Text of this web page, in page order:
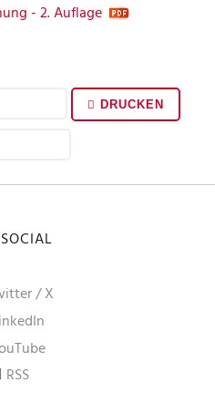
- 2. Auflage
DRUCKEN
/ X
RSS